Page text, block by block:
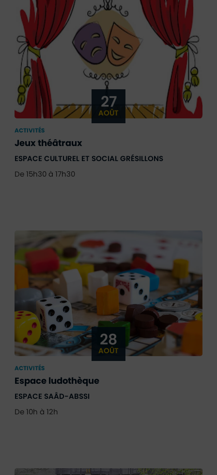
27
AOÛT
ACTIVITÉS
Jeux théâtraux
ESPACE CULTUREL ET SOCIAL GRÉSILLONS
De 15h30 à 17h30
28
AOÛT
ACTIVITÉS
Espace ludothèque
ESPACE SAÂD-ABSSI
De 10h à 12h